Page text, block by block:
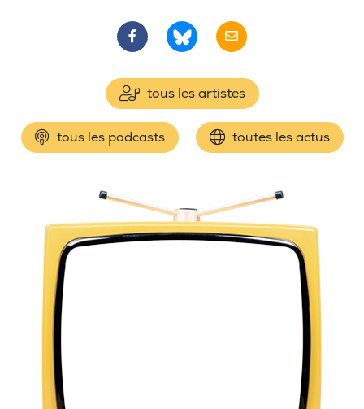
tous les artistes
tous les podcasts toutes les actus